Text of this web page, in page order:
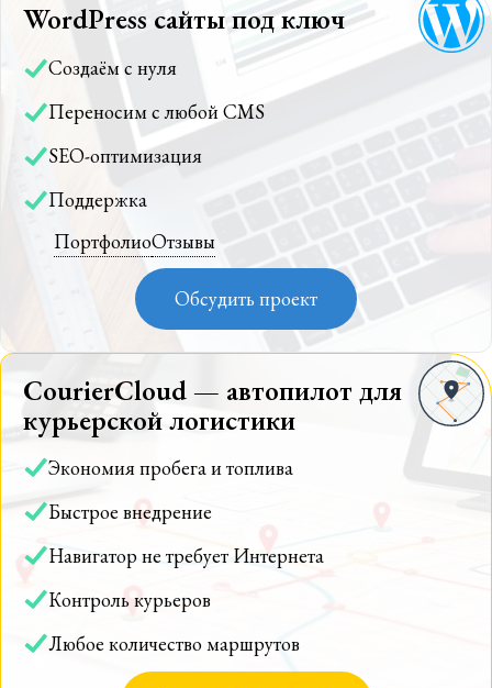
WordPress сайты под ключ
Создаём с нуля
Переносим с любой CMS
SEO-оптимизация
Поддержка
ПортфолиоОтзывы
Обсудить проект
CourierCloud — автопилот для
курьерской логистики
Экономия пробега и топлива
Быстрое внедрение
Навигатор не требует Интернета
Контроль курьеров
Любое количество маршрутов